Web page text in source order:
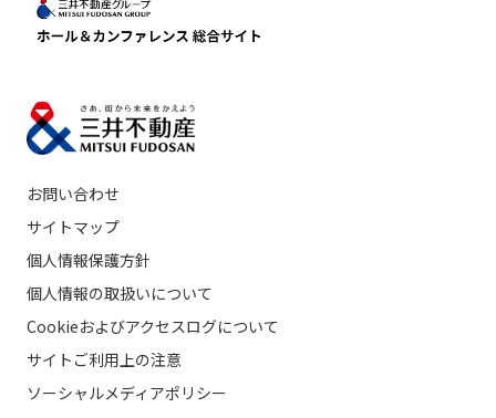
お問い合わせ
サイトマップ
個人情報保護方針
個人情報の取扱いについて
Cookieおよびアクセスログについて
サイトご利用上の注意
ソーシャルメディアポリシー